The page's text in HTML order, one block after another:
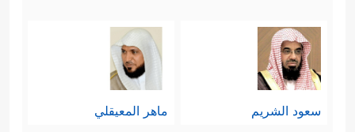
سعود الشريم ماهر المعيقلي